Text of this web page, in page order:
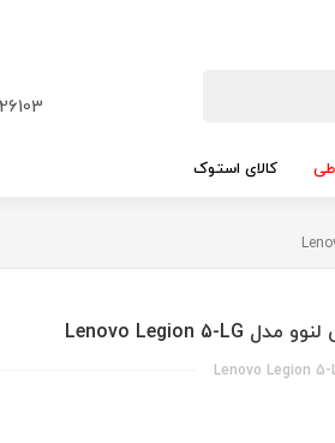
کالای استوک
Lenovo Legion